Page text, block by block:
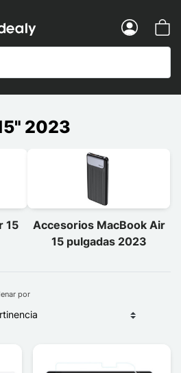
- Fundas y accesorios para
2023
15
Accesorios MacBook Air
15 pulgadas 2023
por